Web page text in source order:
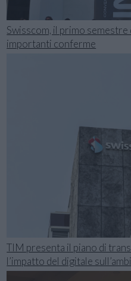
Swisscom, il primo
importanti conferme
TIM presenta il piano di
l’impatto del digitale